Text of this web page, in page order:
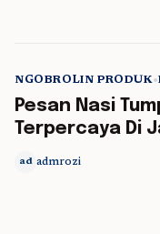
NGOBROLIN PRODUK•
Pesan Nasi
Terpercaya Di
ad admrozi